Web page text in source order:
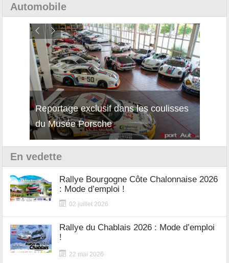
Automobile
Reportage exclusif dans les coulisses
du Musée Porsche
Découverte de la nouvelle Ferrari
12Cilindri Manuale
En vedette
Rallye Bourgogne Côte Chalonnaise 2026
: Mode d’emploi !
02 juillet 2026
Rallye du Chablais 2026 : Mode d’emploi
!
22 mai 2026